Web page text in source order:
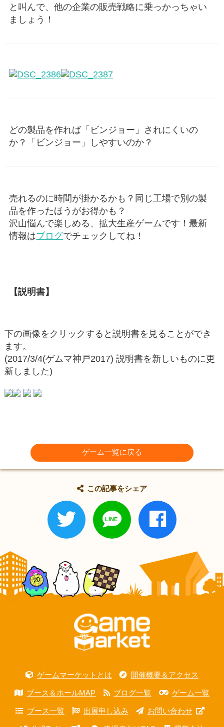
と叫んで、他の企業の販売戦略に乗っかっちゃい
ましょう！
どの製品を作れば「ビンジョー」されにくいの
か？「ビンジョー」しやすいのか？
売れるのに時間が掛かるかも？同じ工場で別の製
品を作ったほうがお得かも？
沢山悩んで楽しめる、拡大生産ゲームです！最新
情報はブログでチェックしてね！
【説明書】
下の画像をクリックすると説明書を見ることができ
ます。
(2017/3/4(ゲムマ神戸2017) 説明書を新しいものに更
新しました)
ゲーム一覧に戻る
この記事をシェア
ゲームマーケットとは 開催概要＆アクセス
ブース＆ホールMAP ブログ一覧 ゲーム一覧
ブース一覧 出展申し込み お問い合わせ